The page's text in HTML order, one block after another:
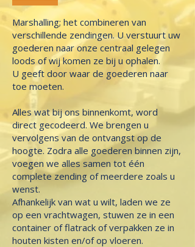
Marshalling; het combineren van
verschillende zendingen. U verstuurt uw
goederen naar onze centraal gelegen
loods of wij komen ze bij u ophalen.
U geeft door waar de goederen naar
toe moeten.
Alles wat bij ons binnenkomt, word
direct gecodeerd. We brengen u
vervolgens van de ontvangst op de
hoogte. Zodra alle goederen binnen zijn,
voegen we alles samen tot één
complete zending of meerdere zoals u
wenst.
Afhankelijk van wat u wilt, laden we ze
op een vrachtwagen, stuwen ze in een
container of flatrack of verpakken ze in
houten kisten en/of op vloeren.